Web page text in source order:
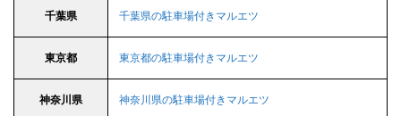
千葉県 千葉県の駐車場付きマルエツ
東京都 東京都の駐車場付きマルエツ
神奈川県 神奈川県の駐車場付きマルエツ